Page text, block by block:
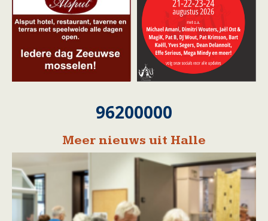
96200000
Meer nieuws uit Halle